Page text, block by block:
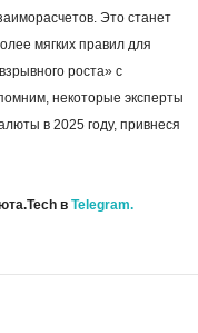
Это станет
мягких правил для
роста» с
некоторые эксперты
в 2025 году, привнеся
в Telegram.